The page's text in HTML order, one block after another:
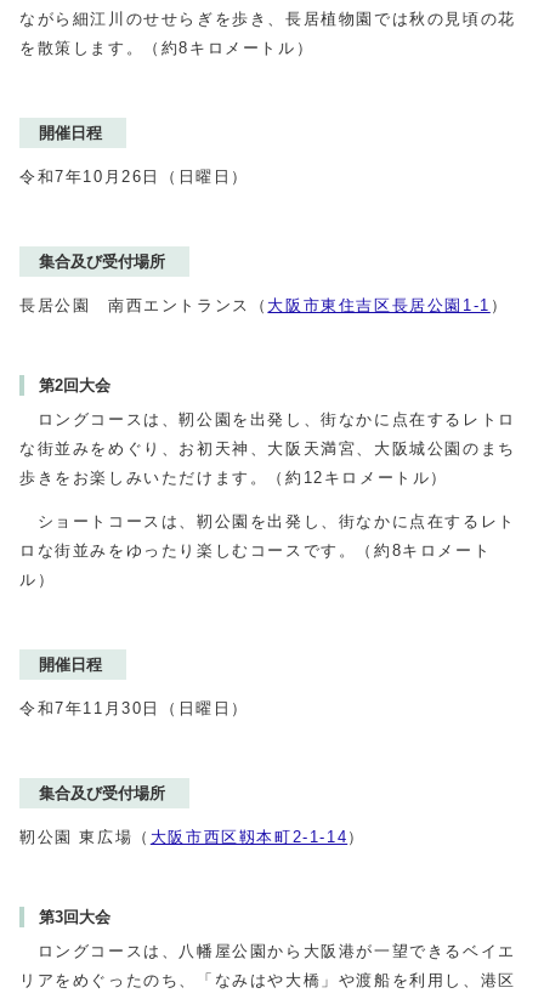
ながら細江川のせせらぎを歩き、長居植物園では秋の見頃の花
を散策します。（約8キロメートル）
開催日程
令和7年10月26日（日曜日）
集合及び受付場所
長居公園 南西エントランス（ 大阪市東住吉区長居公園1-1 ）
第2回大会
ロングコースは、靭公園を出発し、街なかに点在するレトロ
な街並みをめぐり、お初天神、大阪天満宮、大阪城公園のまち
歩きをお楽しみいただけます。（約12キロメートル）
ショートコースは、靭公園を出発し、街なかに点在するレト
ロな街並みをゆったり楽しむコースです。（約8キロメート
ル）
開催日程
令和7年11月30日（日曜日）
集合及び受付場所
靭公園 東広場（ 大阪市西区靱本町2-1-14 ）
第3回大会
ロングコースは、八幡屋公園から大阪港が一望できるベイエ
リアをめぐったのち、「なみはや大橋」や渡船を利用し、港区